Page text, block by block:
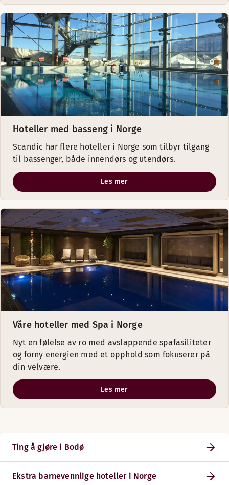
Hoteller med basseng i Norge
Scandic har flere hoteller i Norge som tilbyr tilgang
til bassenger, både innendørs og utendørs.
Les mer
Våre hoteller med Spa i Norge
Nyt en følelse av ro med avslappende spafasiliteter
og forny energien med et opphold som fokuserer på
din velvære.
Les mer
Ting å gjøre i Bodø
Ekstra barnevennlige hoteller i Norge